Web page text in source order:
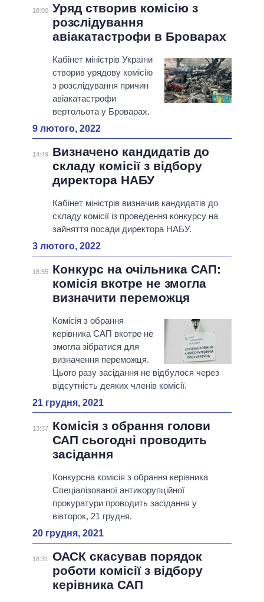
18:00 Уряд створив комісію з
розслідування
авіакатастрофи в Броварах
Кабінет міністрів України
створив урядову комісію
з розслідування причин
авіакатастрофи
вертольота у Броварах.
9 лютого, 2022
14:49
Визначено кандидатів до
складу комісії з відбору
директора НАБУ
Кабінет міністрів визначив кандидатів до
складу комісії із проведення конкурсу на
зайняття посади директора НАБУ.
3 лютого, 2022
18:55
Конкурс на очільника САП:
комісія вкотре не змогла
визначити переможця
Комісія з обрання
керівника САП вкотре не
змогла зібратися для
визначення переможця.
Цього разу засідання не відбулося через
відсутність деяких членів комісії.
21 грудня, 2021
13:37
Комісія з обрання голови
САП сьогодні проводить
засідання
Конкурсна комісія з обрання керівника
Спеціалізованої антикорупційної
прокуратури проводить засідання у
вівторок, 21 грудня.
20 грудня, 2021
18:31
ОАСК скасував порядок
роботи комісії з відбору
керівника САП